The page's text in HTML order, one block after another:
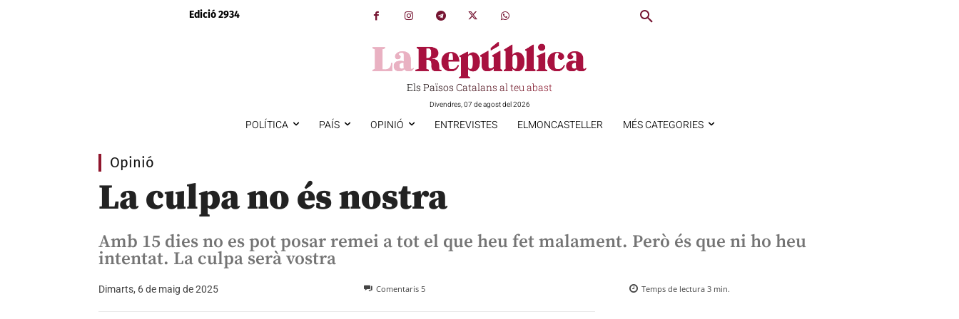
Edició 2934
Els Països Catalans al teu abast
Divendres, 07 de agost del 2026
POLÍTICA PAÍS OPINIÓ ENTREVISTES ELMONCASTELLER MÉS CATEGORIES
Opinió
La culpa no és nostra
Amb 15 dies no es pot posar remei a tot el que heu fet malament. Però és que ni ho heu
intentat. La culpa serà vostra
Dimarts, 6 de maig de 2025 Comentaris 5 Temps de lectura 3 min.